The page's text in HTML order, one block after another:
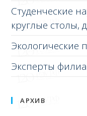
Студенческие
круглые столы,
Экологические
Эксперты
АРХИВ